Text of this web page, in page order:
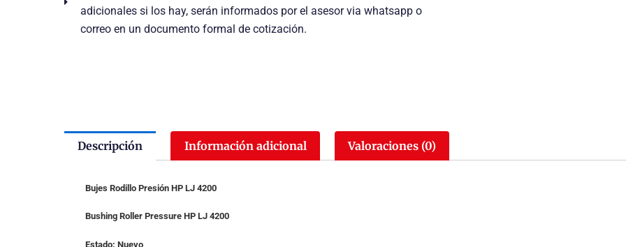
adicionales si los hay, serán informados por el asesor via whatsapp o
correo en un documento formal de cotización.
Descripción Información adicional Valoraciones (0)
Bujes Rodillo Presión HP LJ 4200
Bushing Roller Pressure HP LJ 4200
Estado: Nuevo